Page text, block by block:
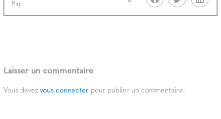
Par
Laisser un commentaire
Vous devezvous connecter pour publier un commentaire.